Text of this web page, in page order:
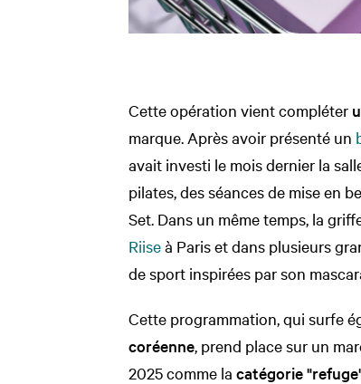
Cette opération vient compléter
marque. Après avoir présenté un
avait investi le mois dernier la
pilates, des séances de mise en
Set. Dans un même temps, la
Riiseà Paris et dans plusieurs
de sport inspirées par son
Cette programmation, qui surfe
coréenne, prend place sur un
2025 comme la catégorie